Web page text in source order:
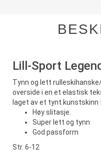
Lill-Sport
Tynn og lett
overside i en et elastisk
laget av et tynt kunstskinn
Høy slitasje.
Super lett og tynn
God passform
Str. 6-12